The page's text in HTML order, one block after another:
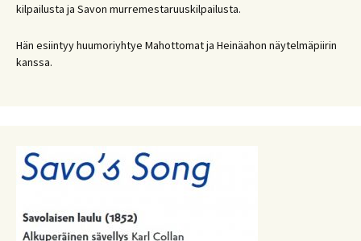
kilpailusta ja Savon murremestaruuskilpailusta.
Hän esiintyy huumoriyhtye Mahottomat ja Heinäahon näytelmäpiirin
kanssa.